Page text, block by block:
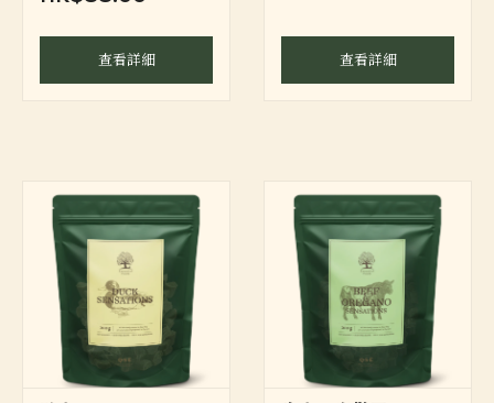
查看詳細 查看詳細